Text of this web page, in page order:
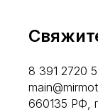
8 391 2720
660135 РФ,